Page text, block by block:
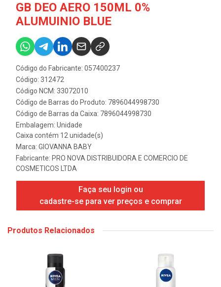
GB DEO AERO 150ML 0%
ALUMUINIO BLUE
Código do Fabricante: 057400237
Código: 312472
Código NCM: 33072010
Código de Barras do Produto: 7896044998730
Código de Barras da Caixa: 7896044998730
Embalagem: Unidade
Caixa contém 12 unidade(s)
Marca: GIOVANNA BABY
Fabricante: PRO NOVA DISTRIBUIDORA E COMERCIO DE
COSMETICOS LTDA
Faça seu login ou
cadastre-se para ver preços e comprar
Produtos Relacionados